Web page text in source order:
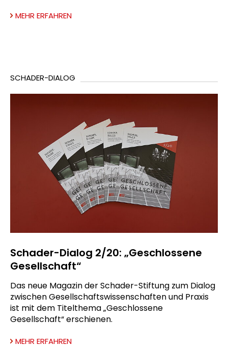
MEHR ERFAHREN
SCHADER-DIALOG
Schader-Dialog 2/20: „Geschlossene
Gesellschaft“
Das neue Magazin der Schader-Stiftung zum Dialog
zwischen Gesellschaftswissenschaften und Praxis
ist mit dem Titelthema „Geschlossene
Gesellschaft“ erschienen.
MEHR ERFAHREN